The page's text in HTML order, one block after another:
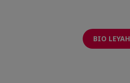
BIO LEYAH